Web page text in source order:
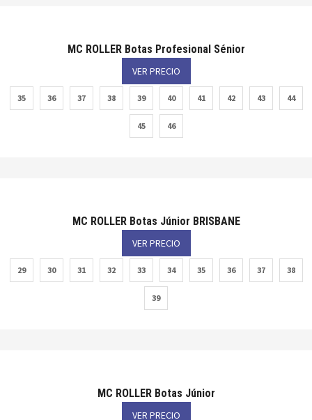
MC ROLLER Botas Profesional Sénior
VER PRECIO
35 36 37 38 39 40 41 42 43 44
45 46
MC ROLLER Botas Júnior BRISBANE
VER PRECIO
29 30 31 32 33 34 35 36 37 38
39
MC ROLLER Botas Júnior
VER PRECIO